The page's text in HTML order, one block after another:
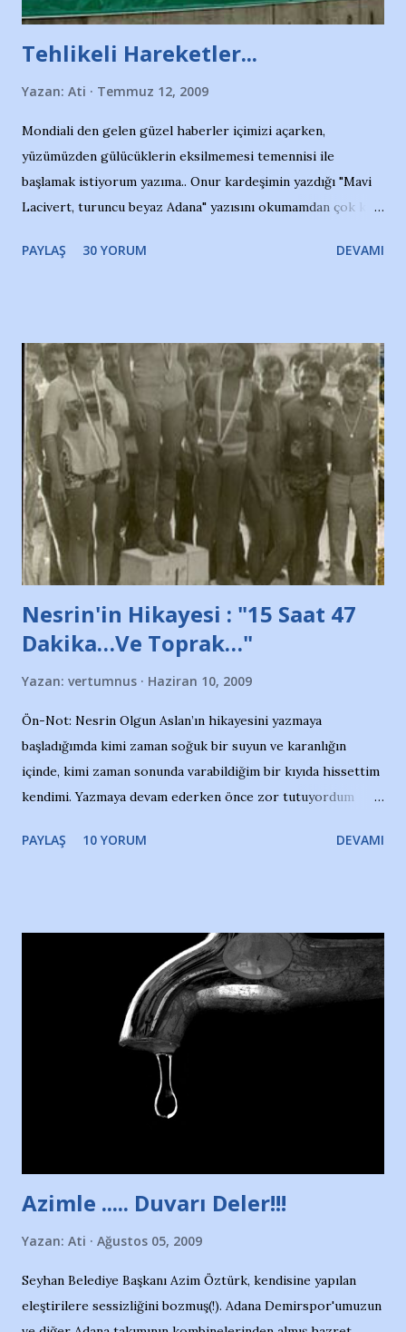
Tehlikeli Hareketler...
Yazan: Ati Temmuz 12, 2009
Mondiali den gelen güzel haberler içimizi açarken,
yüzümüzden gülücüklerin eksilmemesi temennisi ile
başlamak istiyorum yazıma.. Onur kardeşimin yazdığı "Mavi
Lacivert, turuncu beyaz Adana" yazısını okumamdan çok kısa
irkildim.. "Bursasporlu taraftarlar, İstanbul takımlarının
ve ürünlerini Bursa şehrinde görmek istemediklerini bir
protesto eylemiyle açıkladıklarını bildiriyordu.. Bu grup
adına açıklama yapan şahsı muhterem(!) ''Açık ve net olarak
söylüyoruz. Bu son uyarımızdır. Bunun yanısıra, bu takımlara
ait tanıtıcı ilanların asılmasına izin veren Bursa Büyükşehir
Belediyesi ile mağazaların bulunduğu alışveriş merkezlerini
de kınıyoruz'' diye de eklemiş .. Blogumuzda okuduğum bu
yazının hemen ardından bu habe...
PAYLAŞ 30 YORUM DEVAMI
Nesrin'in Hikayesi : "15 Saat 47
Dakika…Ve Toprak…"
Yazan: vertumnus Haziran 10, 2009
Ön-Not: Nesrin Olgun Aslan’ın hikayesini yazmaya
başladığımda kimi zaman soğuk bir suyun ve karanlığın
içinde, kimi zaman sonunda varabildiğim bir kıyıda hissettim
kendimi. Yazmaya devam ederken önce zor tutuyordum
Yazımı, ağlayarak bitirebildim ancak…Kendisinin web
Nesrin’in Hikayesi’ne başlıyorum… 1964 Adana Yüzme
havuzunun kenarında 7 yaşında kara kuru bir kız çocuğu
duruyor. Havuzun içinde Adana Demirspor Kulübü
yüzücüleri. Erkekler çoğunlukta. Küçük kız etrafına bakıyor.
Sadece 4 kız çocuğu var. Nesrin, Adana Demirspor’un 4
kızından biri oluyor o gün…Giriyor havuza. 1973 – 1975
Adana Nesrin, 16 yaşında. Yüzüyor. 7 yaşında girdiği
Türkiye 3.lüğü var. 17 yaşında mar...
PAYLAŞ 10 YORUM DEVAMI
Azimle ..... Duvarı Deler!!!
Yazan: Ati Ağustos 05, 2009
Seyhan Belediye Başkanı Azim Öztürk, kendisine yapılan
eleştirilere sessizliğini bozmuş(!). Adana Demirspor'umuzun